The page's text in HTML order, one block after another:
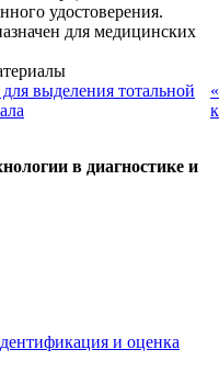
удостоверения.
для медицинских
выделения тотальной
в диагностике и
и оценка